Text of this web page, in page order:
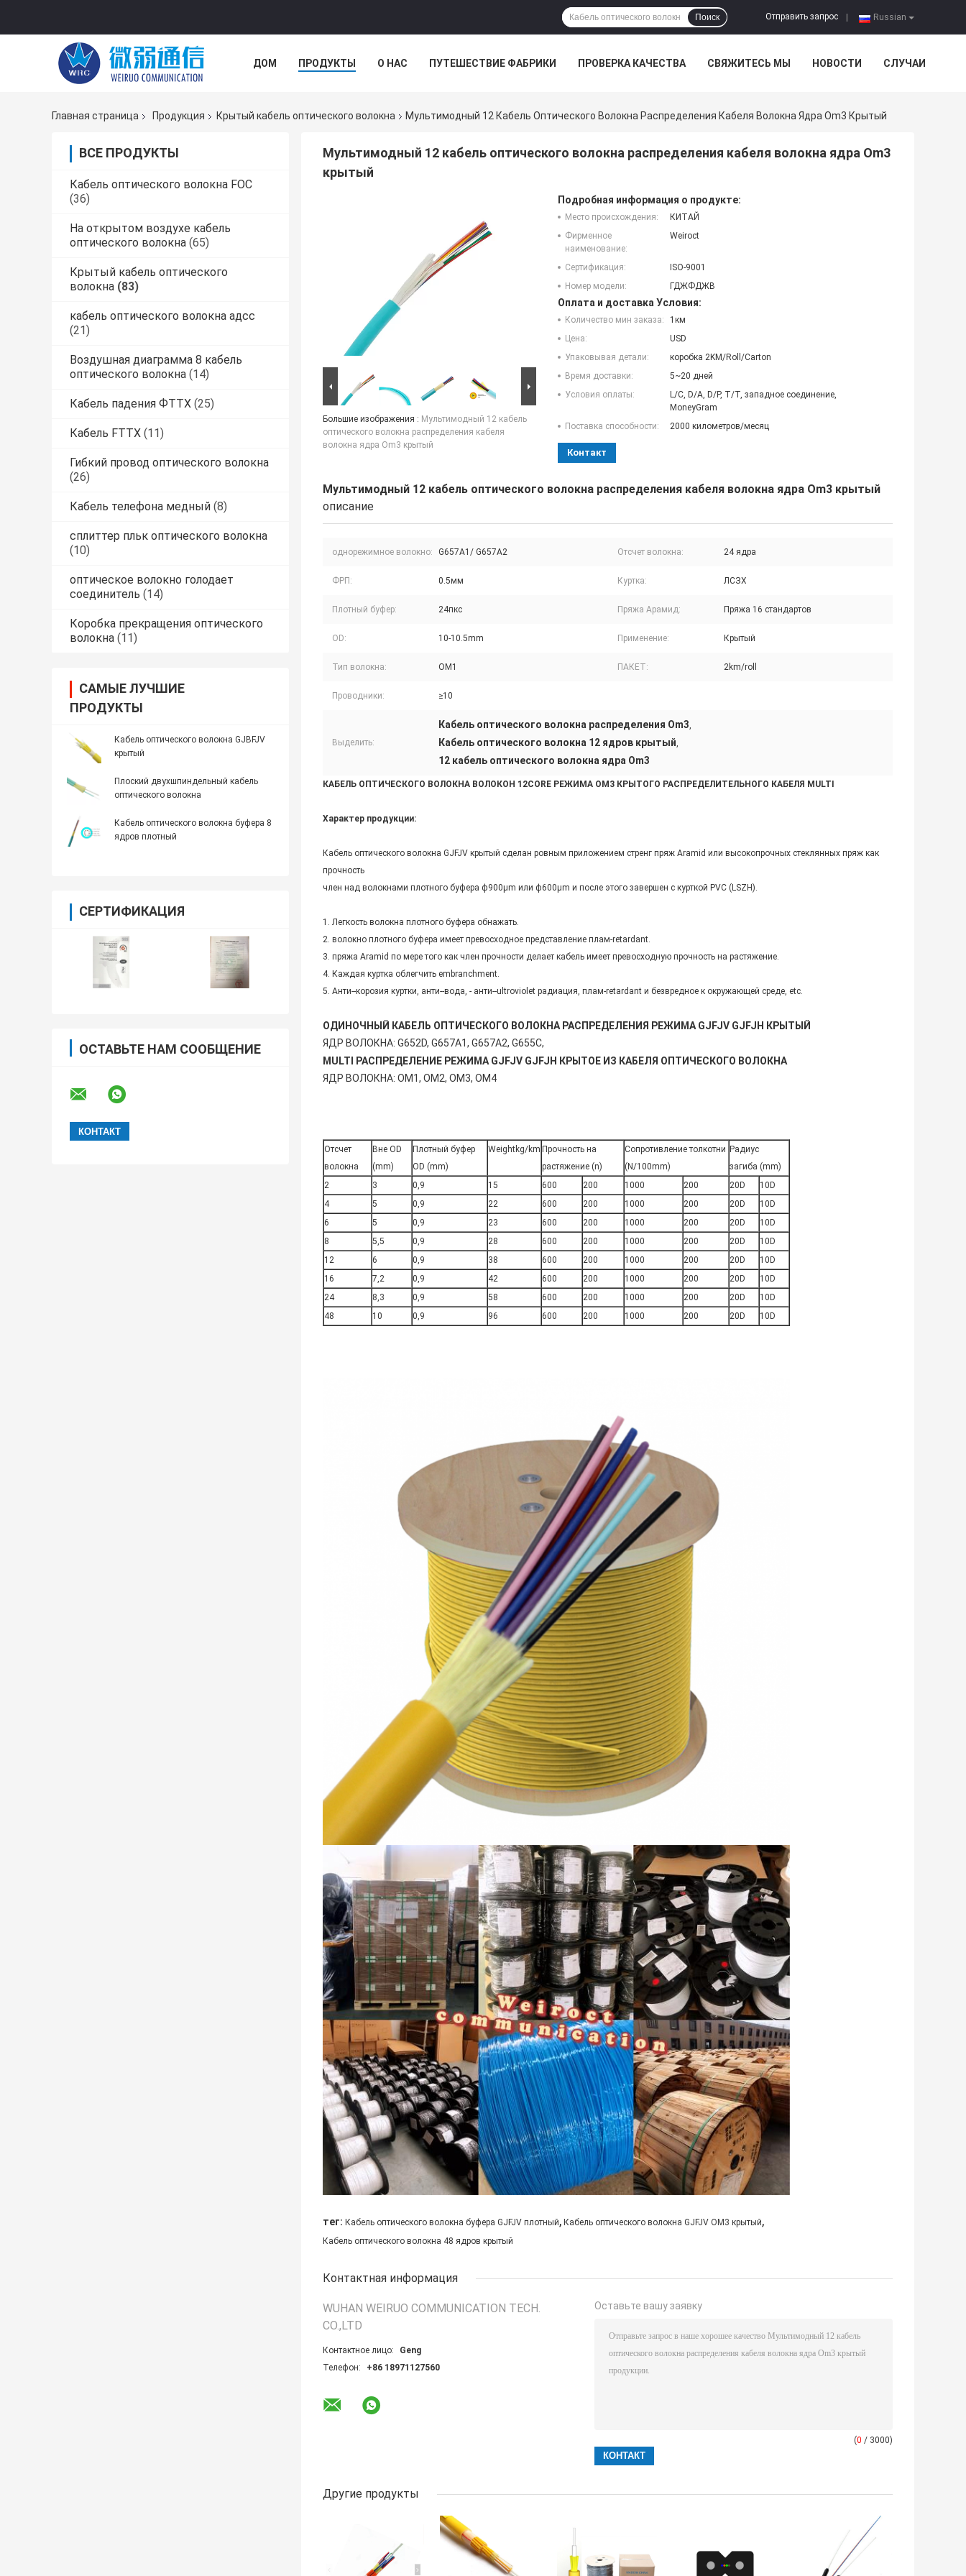
Russian
Отправить запрос
Поиск
ДОМ ПРОДУКТЫ О НАС ПУТЕШЕСТВИЕ ФАБРИКИ ПРОВЕРКА КАЧЕСТВА СВЯЖИТЕСЬ МЫ НОВОСТИ СЛУЧАИ
Главная страница Продукция Крытый кабель оптического волокна Мультимодный 12 Кабель Оптического Волокна Распределения Кабеля Волокна Ядра Om3 Крытый
ВСЕ ПРОДУКТЫ
Кабель оптического волокна FOC
(36)
На открытом воздухе кабель
оптического волокна (65)
Крытый кабель оптического
волокна (83)
кабель оптического волокна адсс
(21)
Воздушная диаграмма 8 кабель
оптического волокна (14)
Кабель падения ФТТХ (25)
Кабель FTTX (11)
Гибкий провод оптического волокна
(26)
Кабель телефона медный (8)
сплиттер пльк оптического волокна
(10)
оптическое волокно голодает
соединитель (14)
Коробка прекращения оптического
волокна (11)
САМЫЕ ЛУЧШИЕ
ПРОДУКТЫ
Кабель оптического волокна GJBFJV
крытый
Плоский двухшпиндельный кабель
оптического волокна
Кабель оптического волокна буфера 8
ядров плотный
СЕРТИФИКАЦИЯ
ОСТАВЬТЕ НАМ СООБЩЕНИЕ
Мультимодный 12 кабель оптического волокна распределения кабеля волокна ядра Om3
крытый
Большие изображения : Мультимодный 12 кабель
оптического волокна распределения кабеля
волокна ядра Om3 крытый
Подробная информация о продукте:
Место происхождения:
КИТАЙ
Фирменное
наименование:
Weiroct
Сертификация:
ISO-9001
Номер модели:
ГДЖФДЖВ
Оплата и доставка Условия:
Количество мин заказа:
1км
Цена:
USD
Упаковывая детали:
коробка 2KM/Roll/Carton
Время доставки:
5~20 дней
Условия оплаты:
L/C, D/A, D/P, T/T, западное соединение,
MoneyGram
Поставка способности:
2000 километров/месяц
Контакт
Мультимодный 12 кабель оптического волокна распределения кабеля волокна ядра Om3 крытый
описание
однорежимное волокно: G657A1/ G657A2 Отсчет волокна: 24 ядра
ФРП: 0.5мм Куртка: ЛСЗХ
Плотный буфер: 24пкс Пряжа Арамид: Пряжа 16 стандартов
OD: 10-10.5mm Применение: Крытый
Тип волокна: ОМ1 ПАКЕТ: 2km/roll
Проводники: ≥10
Выделить:
Кабель оптического волокна распределения Om3,
Кабель оптического волокна 12 ядров крытый,
12 кабель оптического волокна ядра Om3
КАБЕЛЬ ОПТИЧЕСКОГО ВОЛОКНА ВОЛОКОН 12CORE РЕЖИМА OM3 КРЫТОГО РАСПРЕДЕЛИТЕЛЬНОГО КАБЕЛЯ MULTI
Характер продукции:
Кабель оптического волокна GJFJV крытый сделан ровным приложением стренг пряж Aramid или высокопрочных стеклянных пряж как
прочность
член над волокнами плотного буфера ф900μm или ф600μm и после этого завершен с курткой PVC (LSZH).
1. Легкость волокна плотного буфера обнажать.
2. волокно плотного буфера имеет превосходное представление плам-retardant.
3. пряжа Aramid по мере того как член прочности делает кабель имеет превосходную прочность на растяжение.
4. Каждая куртка облегчить embranchment.
5. Анти--корозия куртки, анти--вода, - анти--ultroviolet радиация, плам-retardant и безвредное к окружающей среде, etc.
ОДИНОЧНЫЙ КАБЕЛЬ ОПТИЧЕСКОГО ВОЛОКНА РАСПРЕДЕЛЕНИЯ РЕЖИМА GJFJV GJFJH КРЫТЫЙ
ЯДР ВОЛОКНА: G652D, G657A1, G657A2, G655C,
MULTI РАСПРЕДЕЛЕНИЕ РЕЖИМА GJFJV GJFJH КРЫТОЕ ИЗ КАБЕЛЯ ОПТИЧЕСКОГО ВОЛОКНА
ЯДР ВОЛОКНА: OM1, OM2, OM3, OM4
Отсчет
волокна
Вне OD
(mm)
Плотный буфер
OD (mm)
Weightkg/km Прочность на
растяжение (n)
Сопротивление толкотни
(N/100mm)
Радиус
загиба (mm)
2
3 0,9 15 600 200 1000 200 20D
10D
4
5 0,9 22 600 200 1000 200 20D
10D
6
5 0,9 23 600 200 1000 200 20D
10D
8
5,5 0,9 28 600 200 1000 200 20D
10D
12
6 0,9 38 600 200 1000 200 20D
10D
16
7,2 0,9 42 600 200 1000 200 20D
10D
24
8,3 0,9 58 600 200 1000 200 20D
10D
48
10 0,9 96 600 200 1000 200 20D 10D
тег: Кабель оптического волокна буфера GJFJV плотный, Кабель оптического волокна GJFJV OM3 крытый,
Кабель оптического волокна 48 ядров крытый
Контактная информация
WUHAN WEIRUO COMMUNICATION TECH.
CO.,LTD
Контактное лицо:
Geng
Телефон:
+86 18971127560
Оставьте вашу заявку
(0 / 3000)
Другие продукты